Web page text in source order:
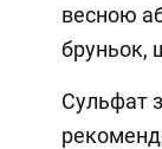
весною
бруньок,
Сульфат